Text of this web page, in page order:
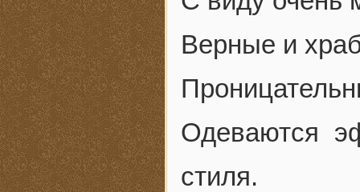
Верные и
Одеваются
стиля.